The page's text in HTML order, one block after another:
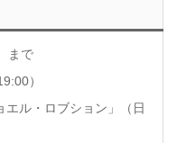
まで
）
ル・ロブション」（日